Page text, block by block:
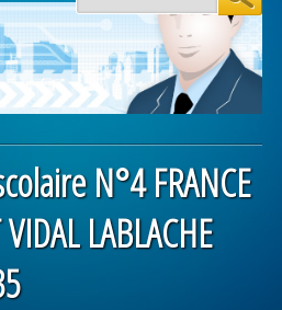
N°4 FRANCE
LABLACHE